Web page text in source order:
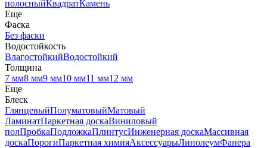
полосныйКвадратКамень
Еще
Фаска
Без фаски
Водостойкость
ВлагостойкийВодостойкий
Толщина
7 мм8 мм9 мм10 мм11 мм12 мм
Еще
Блеск
ГлянцевыйПолуматовыйМатовый
ЛаминатПаркетная доскаВиниловый
полПробкаПодложкаПлинтусИнженерная доскаМассивная
доскаПорогиПаркетная химияАксессуарыЛинолеумФанера